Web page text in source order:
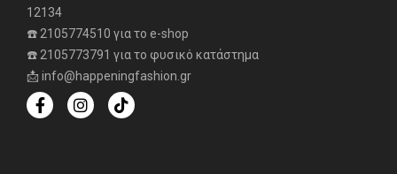
12134
☎️ 2105774510 για το e-shop
☎️ 2105773791 για το φυσικό κατάστημα
📩 info@happeningfashion.gr